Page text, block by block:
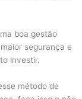
boa gestão
segurança e
investir.
método de